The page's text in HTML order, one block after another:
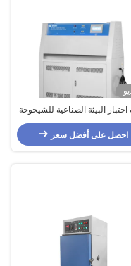
البيئة الصناعية للشيخوخة
بالأشعة فوق البنفسجية PID SSR
اختبار الشيخوخة المتسارعة
احصل على أفضل سعر